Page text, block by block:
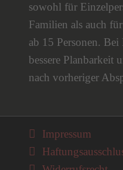
sowohl für
Familien als auch
ab 15 Personen.
bessere Planbarkeit
nach vorheriger
Navigation
Impressum